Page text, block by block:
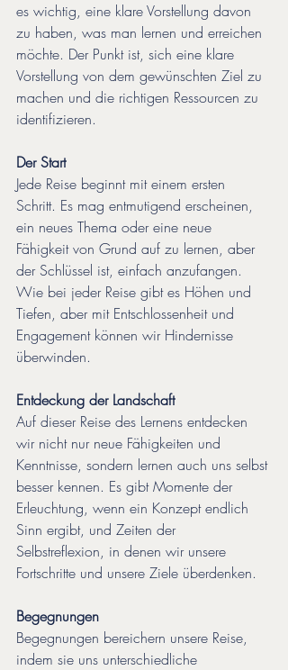
es wichtig, eine klare Vorstellung davon
zu haben, was man lernen und erreichen
möchte. Der Punkt ist, sich eine klare
Vorstellung von dem gewünschten Ziel zu
machen und die richtigen Ressourcen zu
identifizieren.
Der Start
Jede Reise beginnt mit einem ersten
Schritt. Es mag entmutigend erscheinen,
ein neues Thema oder eine neue
Fähigkeit von Grund auf zu lernen, aber
der Schlüssel ist, einfach anzufangen.
Wie bei jeder Reise gibt es Höhen und
Tiefen, aber mit Entschlossenheit und
Engagement können wir Hindernisse
überwinden.
Entdeckung der Landschaft
Auf dieser Reise des Lernens entdecken
wir nicht nur neue Fähigkeiten und
Kenntnisse, sondern lernen auch uns selbst
besser kennen. Es gibt Momente der
Erleuchtung, wenn ein Konzept endlich
Sinn ergibt, und Zeiten der
Selbstreflexion, in denen wir unsere
Fortschritte und unsere Ziele überdenken.
Begegnungen
Begegnungen bereichern unsere Reise,
indem sie uns unterschiedliche